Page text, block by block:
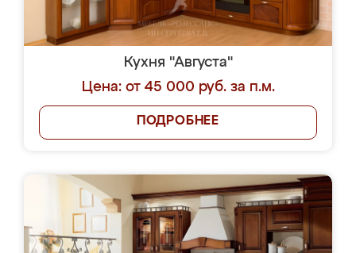
Кухня "Августа"
Цена: от 45 000 руб. за п.м.
ПОДРОБНЕЕ